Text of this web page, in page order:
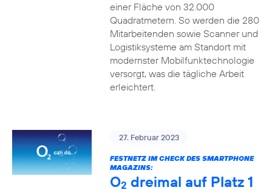
einer Fläche von 32.000
Quadratmetern. So werden die 280
Mitarbeitenden sowie Scanner und
Logistiksysteme am Standort mit
modernster Mobilfunktechnologie
versorgt, was die tägliche Arbeit
erleichtert.
27. Februar 2023
FESTNETZ IM CHECK DES SMARTPHONE
MAGAZINS:
O2 dreimal auf Platz 1